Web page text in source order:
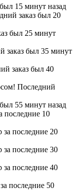
15 минут назад
заказ был 20
был 25 минут
заказ был 35 минут
заказ был 40
Последний
55 минут назад
последние 10
за последние 20
за последние 30
за последние 40
последние 50